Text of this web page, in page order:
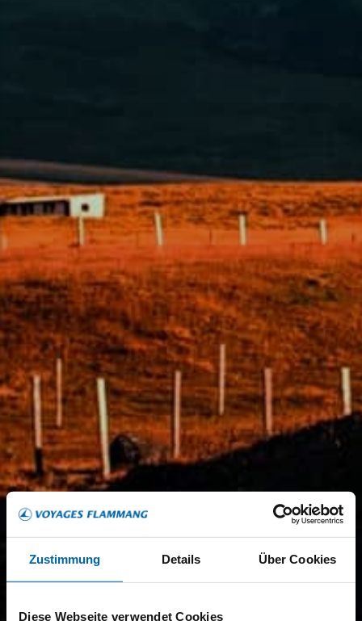
Zustimmung Details Über Cookies
Diese Webseite verwendet Cookies